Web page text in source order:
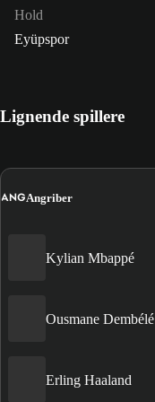
Hold
Eyüpspor
Lignende spillere
ANGAngriber
Kylian Mbappé
Ousmane Dembélé
Erling Haaland